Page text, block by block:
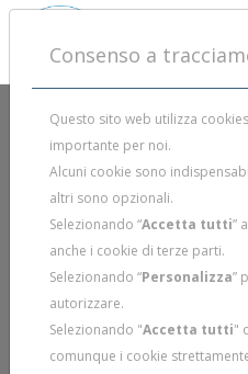
Consenso a
Questo sito web utilizza
importante per noi.
Alcuni cookie sono
altri sono opzionali.
Selezionando “Accetta tutti”
anche i cookie di terze parti.
Selezionando “Personalizza”
autorizzare.
Selezionando "Accetta tutti"
comunque i cookie